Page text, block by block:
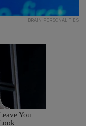
BRAIN PERSONALITIES